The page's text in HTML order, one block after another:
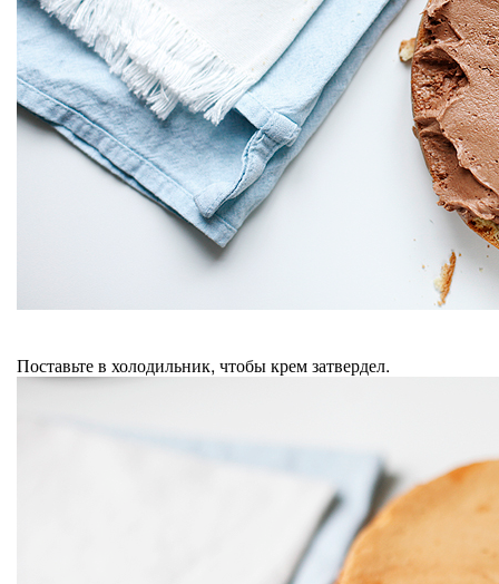
Поставьте в холодильник, чтобы крем затвердел.